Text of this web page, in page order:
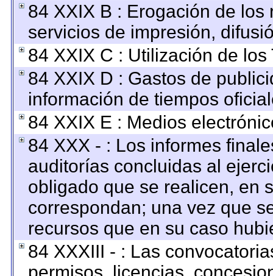
84 XXIX B : Erogación de
servicios de impresión,
84 XXIX C : Utilización de
84 XXIX D : Gastos de
información de tiempos
84 XXIX E : Medios
84 XXX - : Los informes
auditorías concluidas al
obligado que se realicen, en
correspondan; una vez que
recursos que en su caso
84 XXXIII - : Las